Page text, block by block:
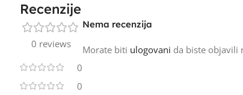
Recenzije
0 reviews
0
0
Nema recenzija
Morate biti ulogovani da biste objavili